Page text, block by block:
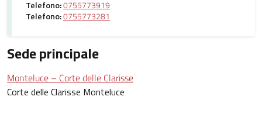
Telefono:0755773919
Telefono:0755773281
Sede principale
Monteluce – Corte delle Clarisse
Corte delle Clarisse Monteluce